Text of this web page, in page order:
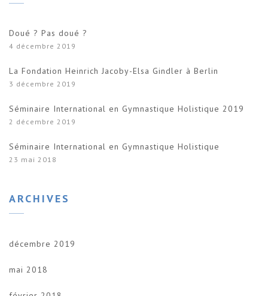
Doué ? Pas doué ?
4 décembre 2019
La Fondation Heinrich Jacoby-Elsa Gindler à Berlin
3 décembre 2019
Séminaire International en Gymnastique Holistique 2019
2 décembre 2019
Séminaire International en Gymnastique Holistique
23 mai 2018
ARCHIVES
décembre 2019
mai 2018